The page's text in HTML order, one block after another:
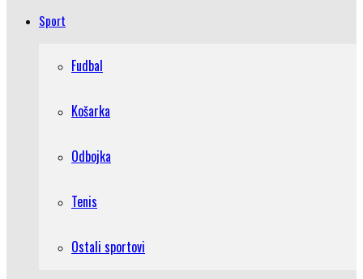
Sport
Fudbal
Košarka
Odbojka
Tenis
Ostali sportovi